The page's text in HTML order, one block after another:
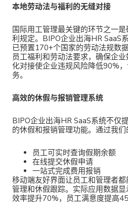
本地劳动法与福利的无缝对接
国际用工管理最关键的环节之一
利规定。 BIPO企业出海HR SaaS
已预置170+个国家的劳动法规数
员工福利和劳动法要求，确保企
化对接使企业违规风险降低90%
务。
高效的休假与报销管理系统
BIPO企业出海HR SaaS系统不仅
的休假和报销管理功能。通过我们
员工可实时查询假期余额
在线提交休假申请
一站式完成费用报销
移动端友好界面让员工和管理者
管理和休假跟踪。实际应用数据
效率提升70%，员工满意度提高